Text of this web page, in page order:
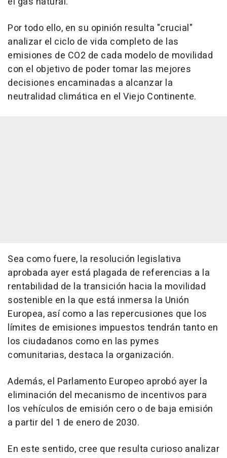
Por todo ello, en su opinión resulta "crucial"
analizar el ciclo de vida completo de las
emisiones de CO2 de cada modelo de movilidad
con el objetivo de poder tomar las mejores
decisiones encaminadas a alcanzar la
neutralidad climática en el Viejo Continente.
Sea como fuere, la resolución legislativa
aprobada ayer está plagada de referencias a la
rentabilidad de la transición hacia la movilidad
sostenible en la que está inmersa la Unión
Europea, así como a las repercusiones que los
límites de emisiones impuestos tendrán tanto en
los ciudadanos como en las pymes
comunitarias, destaca la organización.
Además, el Parlamento Europeo aprobó ayer la
eliminación del mecanismo de incentivos para
los vehículos de emisión cero o de baja emisión
a partir del 1 de enero de 2030.
En este sentido, cree que resulta curioso analizar